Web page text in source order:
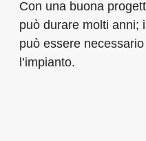
Con una buona
può durare molti anni;
può essere
l’impianto.